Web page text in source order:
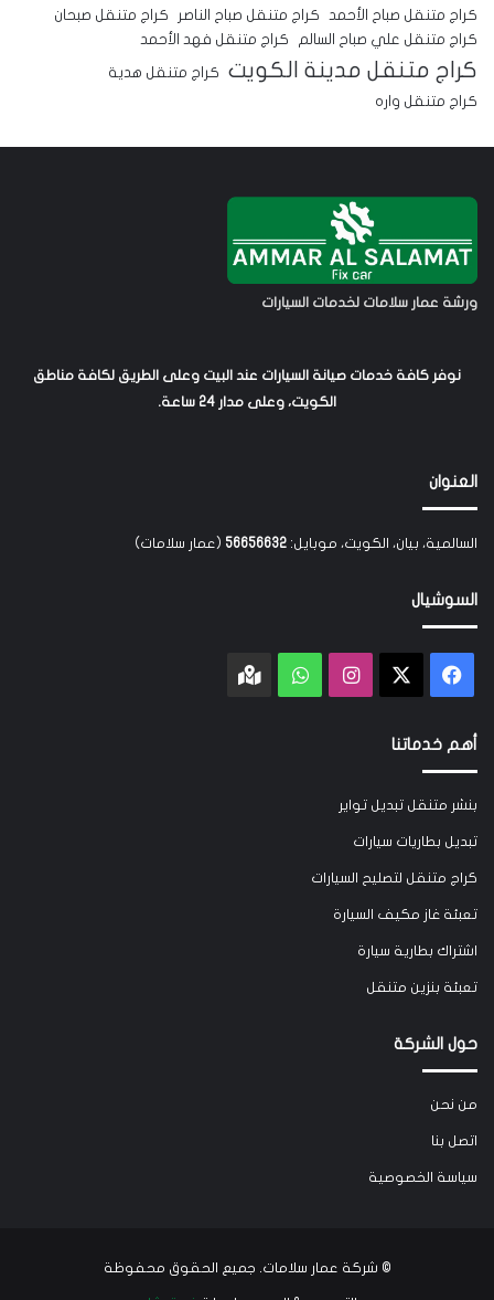
كراج متنقل صباح الأحمد
كراج متنقل صباح الناصر
كراج متنقل صبحان
كراج متنقل علي صباح السالم
كراج متنقل فهد الأحمد
كراج متنقل مدينة الكويت
كراج متنقل هدية
كراج متنقل واره
ورشة عمار سلامات لخدمات السيارات
نوفر كافة خدمات صيانة السيارات عند البيت وعلى الطريق لكافة مناطق
الكويت، وعلى مدار 24 ساعة.
العنوان
السالمية، بيان، الكويت، موبايل: 56656632 (عمار سلامات)
السوشيال
فيسبوك انستقرامواتسابGoogle
أهم خدماتنا
بنشر متنقل تبديل تواير
تبديل بطاريات سيارات
كراج متنقل لتصليح السيارات
تعبئة غاز مكيف السيارة
اشتراك بطارية سيارة
تعبئة بنزين متنقل
حول الشركة
من نحن
اتصل بنا
سياسة الخصوصية
© شركة عمار سلامات. جميع الحقوق محفوظة